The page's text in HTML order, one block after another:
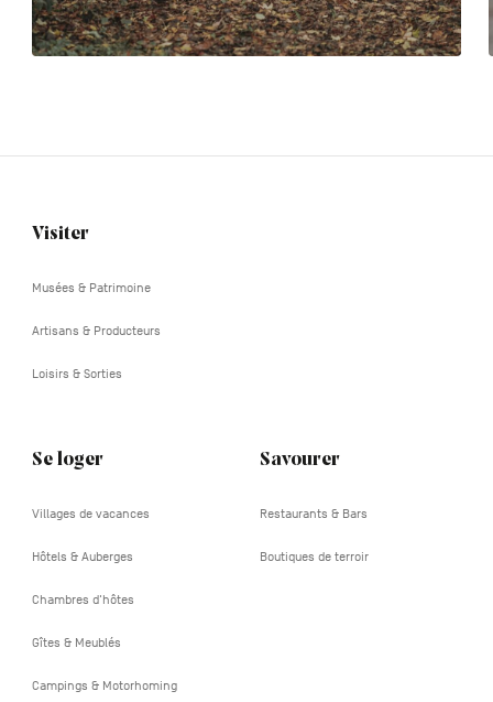
Navigation
Visiter
Musées & Patrimoine
Artisans & Producteurs
Loisirs & Sorties
Se loger
Villages de vacances
Hôtels & Auberges
Chambres d'hôtes
Gîtes & Meublés
Campings & Motorhoming
Savourer
Restaurants & Bars
Boutiques de terroir